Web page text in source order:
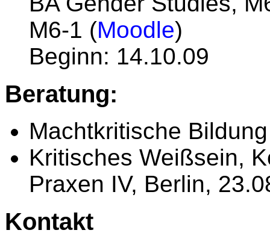
M6-1 (Moodle)
Beginn: 14.10.09
Beratung:
Machtkritische
Kritisches Weißsein,
Praxen IV, Berlin,
Kontakt